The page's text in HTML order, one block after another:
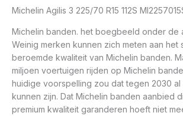
Michelin Agilis 3 225/70 R15 112S
Michelin banden. het boegbeeld onder de
Weinig merken kunnen zich meten aan het
beroemde kwaliteit van Michelin banden.
miljoen voertuigen rijden op Michelin
huidige voorspelling zou dat tegen 2030
kunnen zijn. Dat Michelin banden aanbied
premium kwaliteit garanderen hoeft niet